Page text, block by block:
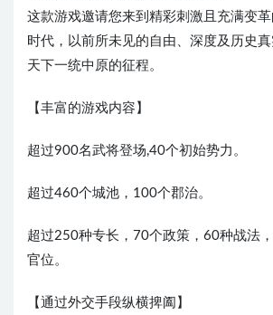
这款游戏邀请您来到精彩刺激且充满变
时代，以前所未见的自由、深度及历史
天下一统中原的征程。
【丰富的游戏内容】
超过900名武将登场,40个初始势力。
超过460个城池，100个郡治。
超过250种专长，70个政策，60种战法
官位。
【通过外交手段纵横捭阖】